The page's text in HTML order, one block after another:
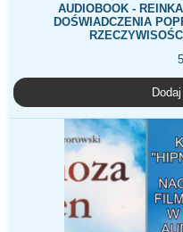
AUDIOBOOK -
DOŚWIADCZENIA